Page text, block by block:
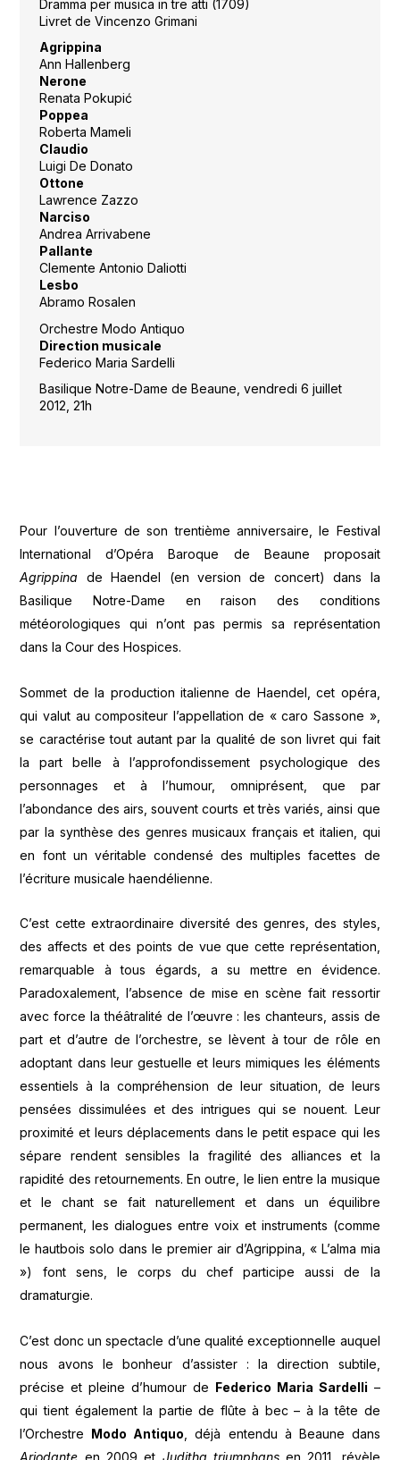
Dramma per musica in tre atti (1709)
Livret de Vincenzo Grimani
Agrippina
Ann Hallenberg
Nerone
Renata Pokupić
Poppea
Roberta Mameli
Claudio
Luigi De Donato
Ottone
Lawrence Zazzo
Narciso
Andrea Arrivabene
Pallante
Clemente Antonio Daliotti
Lesbo
Abramo Rosalen
Orchestre Modo Antiquo
Direction musicale
Federico Maria Sardelli
Basilique Notre-Dame de Beaune, vendredi 6 juillet
2012, 21h
Pour l’ouverture de son trentième anniversaire, le Festival
International d’Opéra Baroque de Beaune proposait
Agrippina de Haendel (en version de concert) dans la
Basilique Notre-Dame en raison des conditions
météorologiques qui n’ont pas permis sa représentation
dans la Cour des Hospices.
Sommet de la production italienne de Haendel, cet opéra,
qui valut au compositeur l’appellation de « caro Sassone »,
se caractérise tout autant par la qualité de son livret qui fait
la part belle à l’approfondissement psychologique des
personnages et à l’humour, omniprésent, que par
l’abondance des airs, souvent courts et très variés, ainsi que
par la synthèse des genres musicaux français et italien, qui
en font un véritable condensé des multiples facettes de
l’écriture musicale haendélienne.
C’est cette extraordinaire diversité des genres, des styles,
des affects et des points de vue que cette représentation,
remarquable à tous égards, a su mettre en évidence.
Paradoxalement, l’absence de mise en scène fait ressortir
avec force la théâtralité de l’œuvre : les chanteurs, assis de
part et d’autre de l’orchestre, se lèvent à tour de rôle en
adoptant dans leur gestuelle et leurs mimiques les éléments
essentiels à la compréhension de leur situation, de leurs
pensées dissimulées et des intrigues qui se nouent. Leur
proximité et leurs déplacements dans le petit espace qui les
sépare rendent sensibles la fragilité des alliances et la
rapidité des retournements. En outre, le lien entre la musique
et le chant se fait naturellement et dans un équilibre
permanent, les dialogues entre voix et instruments (comme
le hautbois solo dans le premier air d’Agrippina, « L’alma mia
») font sens, le corps du chef participe aussi de la
dramaturgie.
C’est donc un spectacle d’une qualité exceptionnelle auquel
nous avons le bonheur d’assister : la direction subtile,
précise et pleine d’humour de Federico Maria Sardelli –
qui tient également la partie de flûte à bec – à la tête de
l’Orchestre Modo Antiquo , déjà entendu à Beaune dans
Ariodante en 2009 et Juditha triumphansen 2011, révèle